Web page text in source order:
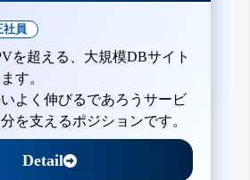
社員
を超える、大規模DBサイト
す。
よく伸びるであろうサービ
を支えるポジションです。
Detail